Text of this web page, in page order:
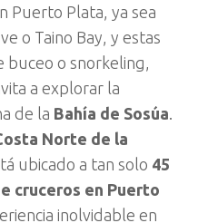
Puerto Plata, ya sea
o Taino Bay, y estas
o snorkeling,
a explorar la
de la Bahía de Sosúa
Norte de la
ubicado a tan solo 45
cruceros en Puerto
inolvidable en